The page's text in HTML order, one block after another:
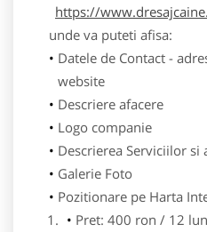
https://
unde va puteti afisa:
Datele de Contact -
website
Descriere afacere
Logo companie
Descrierea Serviciilor si
Galerie Foto
Pozitionare pe Harta
Pret: 400 ron / 12